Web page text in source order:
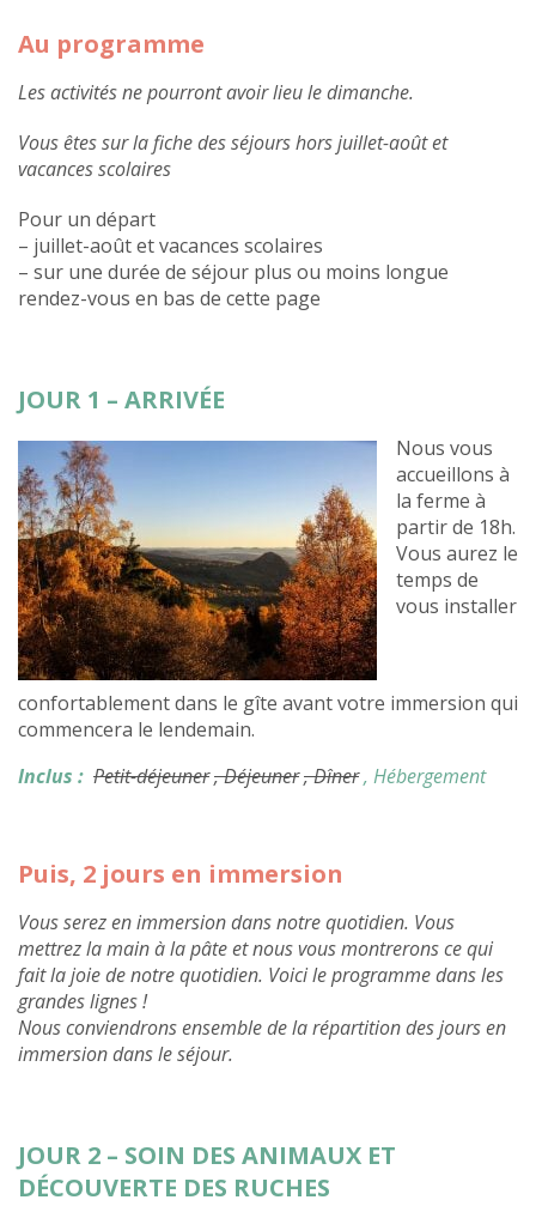
Au programme
Les activités ne pourront avoir lieu le dimanche.
Vous êtes sur la fiche des séjours hors juillet-août et
vacances scolaires
Pour un départ
– juillet-août et vacances scolaires
– sur une durée de séjour plus ou moins longue
rendez-vous en bas de cette page
JOUR 1 – ARRIVÉE
Nous vous
accueillons à
la ferme à
partir de 18h.
Vous aurez le
temps de
vous installer
confortablement dans le gîte avant votre immersion qui
commencera le lendemain.
Inclus : Petit-déjeuner, Déjeuner, Dîner, Hébergement
Puis, 2 jours en immersion
Vous serez en immersion dans notre quotidien. Vous
mettrez la main à la pâte et nous vous montrerons ce qui
fait la joie de notre quotidien. Voici le programme dans les
grandes lignes !
Nous conviendrons ensemble de la répartition des jours en
immersion dans le séjour.
JOUR 2 – SOIN DES ANIMAUX ET
DÉCOUVERTE DES RUCHES